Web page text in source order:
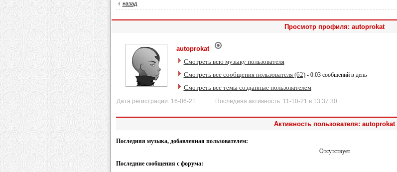
назад
Просмотр профиля: autoprokat
autoprokat
Смотреть всю музыку пользователя
Смотреть все сообщения пользователя (62)- 0.03 сообщений в день
Смотреть все темы созданные пользователем
Дата регистрации: 16-06-21 Последняя активность: 11-10-21 в 13:37:30
Активность пользователя: autoprokat
Последняя музыка, добавленная пользователем:
Отсутствует
Последние сообщения с форума: